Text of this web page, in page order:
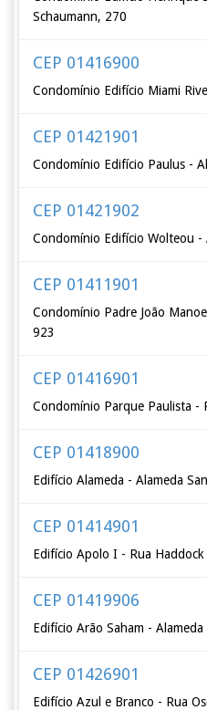
Schaumann, 270
CEP 01416900
Condomínio Edifício Miami
CEP 01421901
Condomínio Edifício Paulus -
CEP 01421902
Condomínio Edifício Wolteou
CEP 01411901
Condomínio Padre João
923
CEP 01416901
Condomínio Parque Paulista -
CEP 01418900
Edifício Alameda - Alameda
CEP 01414901
Edifício Apolo I - Rua
CEP 01419906
Edifício Arão Saham -
CEP 01426901
Edifício Azul e Branco - Rua